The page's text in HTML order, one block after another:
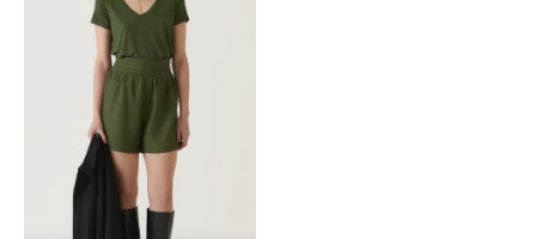
Cintura
Alta
Cós
Lastex
-
Verde
Militar
slideshow